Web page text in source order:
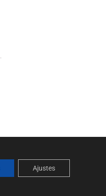
Ajustes